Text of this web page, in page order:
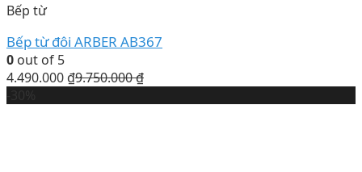
Bếp từ
Bếp từ đôi ARBER AB367
0 out of 5
4.490.000 ₫9.750.000₫